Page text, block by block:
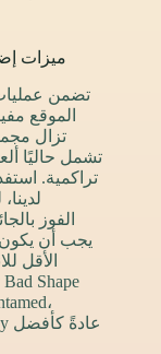
ميزات
تضمن
الموقع
تزال
تشمل حاليًا
تراكمية.
الأقل